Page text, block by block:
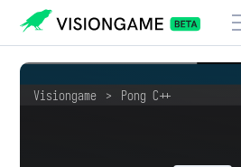
Visiongame > Pong C++